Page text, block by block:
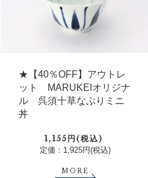
★【40％OFF】アウトレ
ット MARUKEIオリジナ
ル 呉須十草なぶりミニ
丼
1,155円(税込)
定価：1,925円(税込)
MORE